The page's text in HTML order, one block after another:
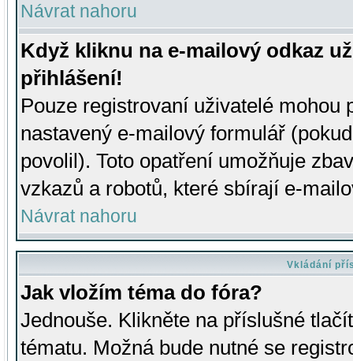
Návrat nahoru
Když kliknu na e-mailový odkaz
přihlášení!
Pouze registrovaní uživatelé mohou
nastavený e-mailový formulář
povolil). Toto opatření umožňuje
vzkazů a robotů, které sbírají e-
Návrat nahoru
Vkládání
Jak vložím téma do fóra?
Jednouše. Klikněte na příslušné
tématu. Možná bude nutné se